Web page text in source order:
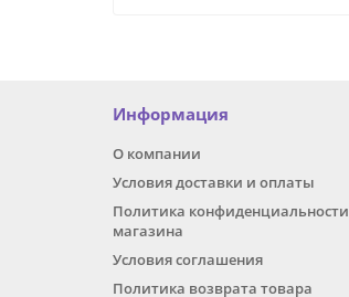
Информация
О компании
Условия доставки и оплаты
Политика конфиденциальности
магазина
Условия соглашения
Политика возврата товара